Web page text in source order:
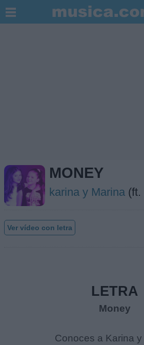
MONEY
karina y Marina (ft.
Ver vídeo con letra
LETRA
Money
Conoces a Karina